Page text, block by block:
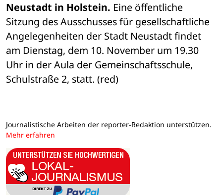
Neustadt in Holstein. Eine öffentliche
Sitzung des Ausschusses für gesellschaftliche
Angelegenheiten der Stadt Neustadt findet
am Dienstag, dem 10. November um 19.30
Uhr in der Aula der Gemeinschaftsschule,
Schulstraße 2, statt. (red)
Journalistische Arbeiten der reporter-Redaktion unterstützen.
Mehr erfahren